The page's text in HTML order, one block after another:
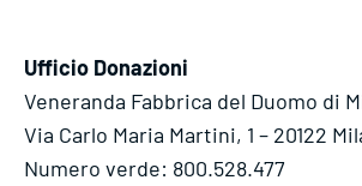
Ufficio Donazioni
Veneranda Fabbrica del Duomo di
Via Carlo Maria Martini, 1 – 20122
Numero verde: 800.528.477